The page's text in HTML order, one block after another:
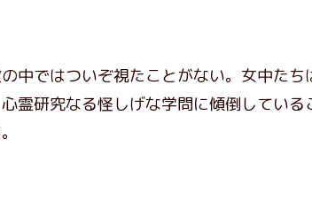
中ではついぞ視たことがない。女中たち
霊研究なる怪しげな学問に傾倒している